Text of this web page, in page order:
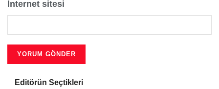
İnternet sitesi
Editörün Seçtikleri